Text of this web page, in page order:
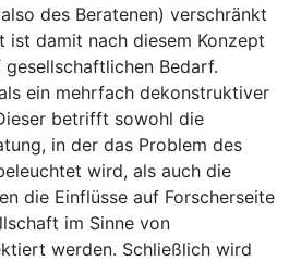
des Beratenen) verschränkt
ist damit nach diesem Konzept
Bedarf.
ein mehrfach dekonstruktiver
betrifft sowohl die
in der das Problem des
wird, als auch die
die Einflüsse auf Forscherseite
im Sinne von
werden. Schließlich wird